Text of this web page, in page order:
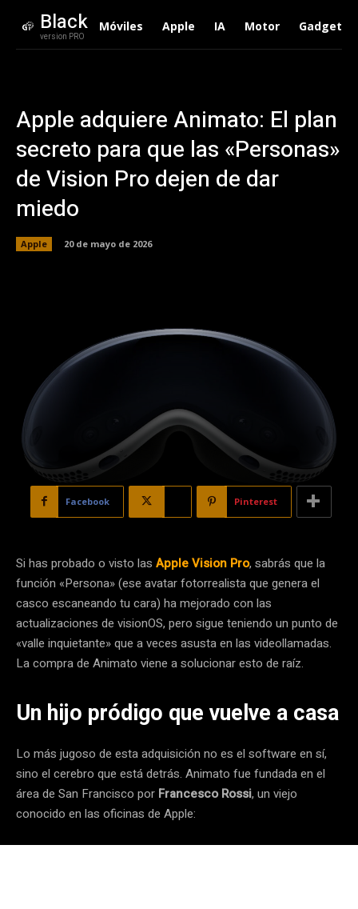
Black
version PRO
Móviles Apple IA Motor Gadgets
Apple adquiere Animato: El plan
secreto para que las «Personas»
de Vision Pro dejen de dar
miedo
Apple 20 de mayo de 2026
Facebook Pinterest
Si has probado o visto las Apple Vision Pro, sabrás que la
función «Persona» (ese avatar fotorrealista que genera el
casco escaneando tu cara) ha mejorado con las
actualizaciones de visionOS, pero sigue teniendo un punto de
«valle inquietante» que a veces asusta en las videollamadas.
La compra de Animato viene a solucionar esto de raíz.
Un hijo pródigo que vuelve a casa
Lo más jugoso de esta adquisición no es el software en sí,
sino el cerebro que está detrás. Animato fue fundada en el
área de San Francisco por Francesco Rossi, un viejo
conocido en las oficinas de Apple: